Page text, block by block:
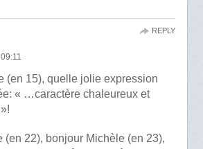
(en 15), quelle jolie expression
« …caractère chaleureux et
(en 22), bonjour Michèle (en 23),
REPLY